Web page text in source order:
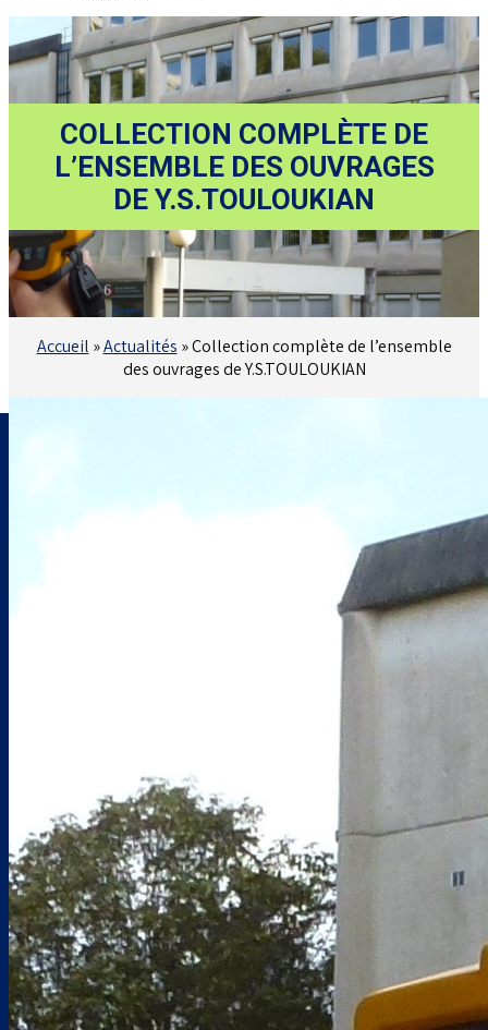
COLLECTION COMPLÈTE DE
L’ENSEMBLE DES OUVRAGES
DE Y.S.TOULOUKIAN
Accueil »Actualités »Collection complète de l’ensemble
des ouvrages de Y.S.TOULOUKIAN